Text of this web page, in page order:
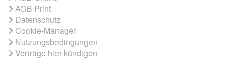
AGB Print
Datenschutz
Cookie-Manager
Nutzungsbedingungen
Verträge hier kündigen